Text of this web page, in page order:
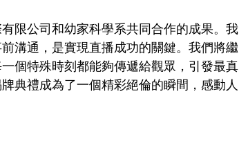
限公司和幼家科學系共同合作的成果。我
溝通，是實現直播成功的關鍵。我們將繼
個特殊時刻都能夠傳遞給觀眾，引發最真
典禮成為了一個精彩絕倫的瞬間，感動人